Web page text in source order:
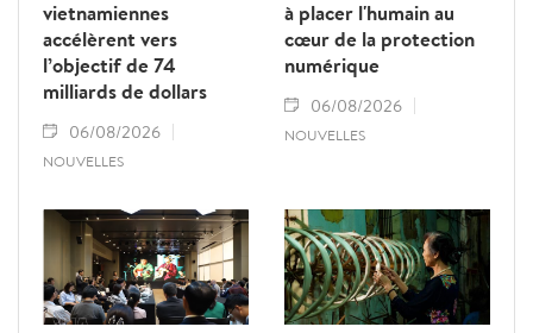
vietnamiennes
accélèrent vers
l’objectif de 74
milliards de dollars
06/08/2026
NOUVELLES
à placer l'humain au
cœur de la protection
numérique
06/08/2026
NOUVELLES